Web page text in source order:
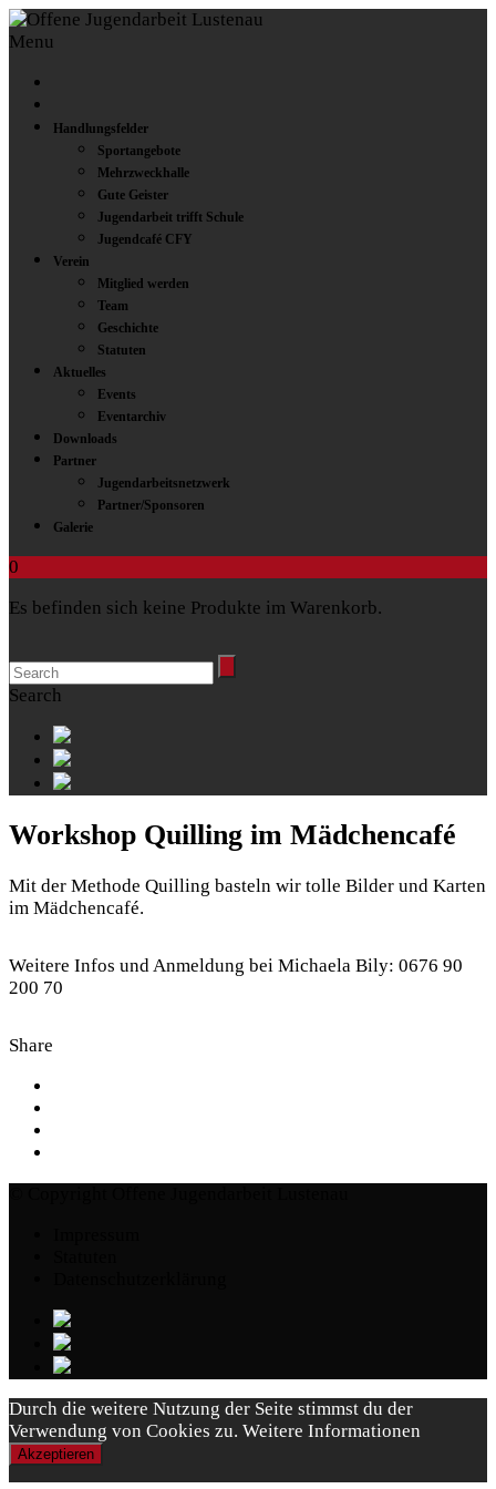
Menu
Handlungsfelder
Sportangebote
Mehrzweckhalle
Gute Geister
Jugendarbeit trifft Schule
Jugendcafé CFY
Verein
Mitglied werden
Team
Geschichte
Statuten
Aktuelles
Events
Eventarchiv
Downloads
Partner
Jugendarbeitsnetzwerk
Partner/Sponsoren
Galerie
0
Es befinden sich keine Produkte im Warenkorb.
Search
Workshop Quilling im Mädchencafé
Mit der Methode Quilling basteln wir tolle Bilder und Karten
im Mädchencafé.
Weitere Infos und Anmeldung bei Michaela Bily: 0676 90
200 70
Share
Durch die weitere Nutzung der Seite stimmst du der
Verwendung von Cookies zu. Weitere Informationen
Akzeptieren